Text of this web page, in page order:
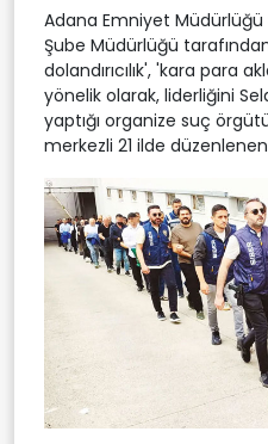
Adana Emniyet
Şube Müdürlüğü
dolandırıcılık', 'kara para
yönelik olarak, liderliğini
yaptığı organize suç
merkezli 21 ilde